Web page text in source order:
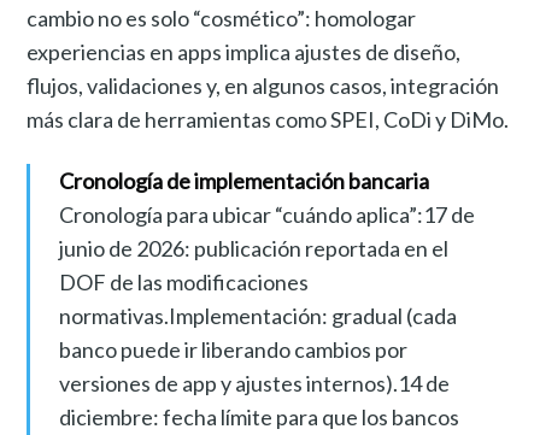
cambio no es solo “cosmético”: homologar
experiencias en apps implica ajustes de diseño,
flujos, validaciones y, en algunos casos, integración
más clara de herramientas como SPEI, CoDi y DiMo.
Cronología de implementación bancaria
Cronología para ubicar “cuándo aplica”:17 de
junio de 2026: publicación reportada en el
DOF de las modificaciones
normativas.Implementación: gradual (cada
banco puede ir liberando cambios por
versiones de app y ajustes internos).14 de
diciembre: fecha límite para que los bancos